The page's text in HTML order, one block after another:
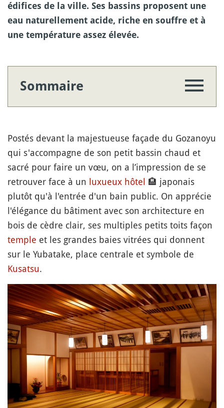
édifices de la ville. Ses bassins proposent une
eau naturellement acide, riche en souffre et à
une température assez élevée.
Sommaire
Postés devant la majestueuse façade du Gozanoyu
qui s'accompagne de son petit bassin chaud et
sacré pour faire un vœu, on a l’impression de se
retrouver face à un luxueux hôtel 🏨 japonais
plutôt qu'à l'entrée d'un bain public. On apprécie
l'élégance du bâtiment avec son architecture en
bois de cèdre clair, ses multiples petits toits façon
temple et les grandes baies vitrées qui donnent
sur le Yubatake, place centrale et symbole de
Kusatsu.